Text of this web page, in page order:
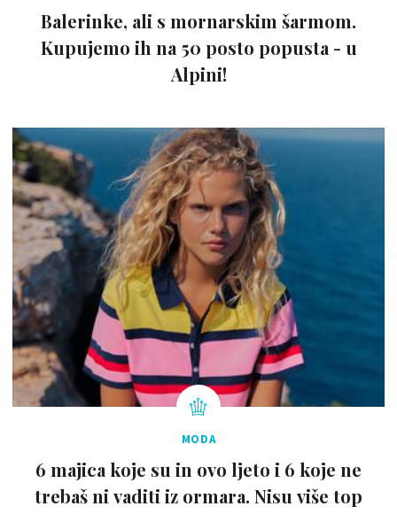
Balerinke, ali s mornarskim šarmom.
Kupujemo ih na 50 posto popusta - u
Alpini!
MODA
6 majica koje su in ovo ljeto i 6 koje ne
trebaš ni vaditi iz ormara. Nisu više top